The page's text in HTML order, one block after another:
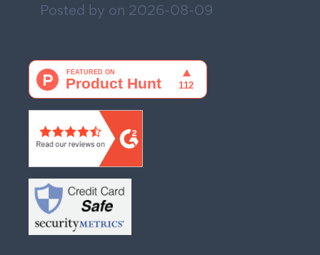
Posted by on 2026-08-09